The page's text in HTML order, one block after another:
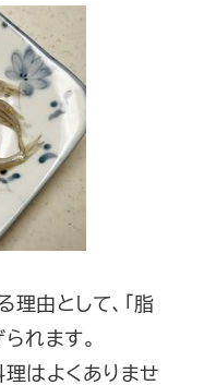
由として、「脂
れます。
はよくありませ